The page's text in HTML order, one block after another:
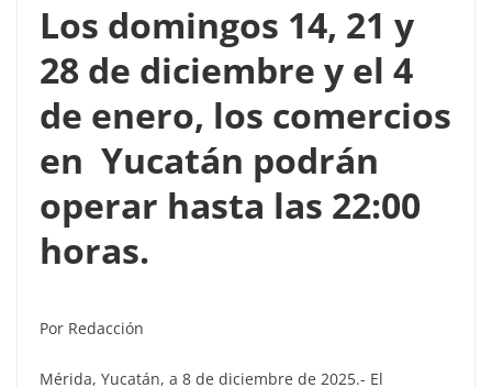
Los domingos 14, 21 y
28 de diciembre y el 4
de enero, los comercios
en Yucatán podrán
operar hasta las 22:00
horas.
Por Redacción
Mérida, Yucatán, a 8 de diciembre de 2025.- El